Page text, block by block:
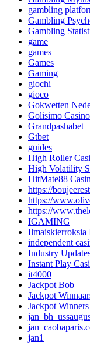
gambling
Gambling
Gambling
game
games
Games
Gaming
giochi
gioco
Gokwetten
Golisimo Casino
Grandpashabet
Gtbet
guides
High Roller
High Volatility
HitMate88
https://
https://
https://
IGAMING
Ilmaiskierroksia
independent
Industry
Instant Play
it4000
Jackpot Bob
Jackpot
Jackpot Winners
jan1